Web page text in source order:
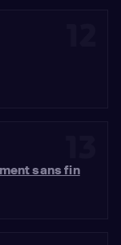
sans fin